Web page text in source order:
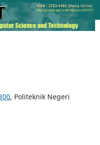
, Politeknik Negeri